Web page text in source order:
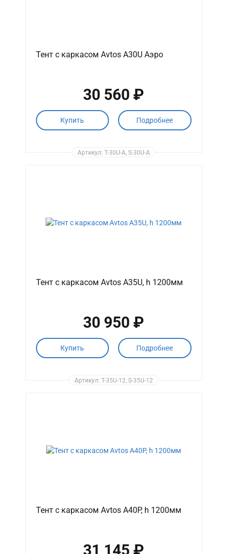
Тент с каркасом Avtos A30U Аэро
30 560 ₽
Купить Подробнее
Артикул: T-30U-A, S-30U-A
Тент с каркасом Avtos A35U, h 1200мм
30 950 ₽
Купить Подробнее
Артикул: T-35U-12, S-35U-12
Тент с каркасом Avtos A40P, h 1200мм
31 145 ₽